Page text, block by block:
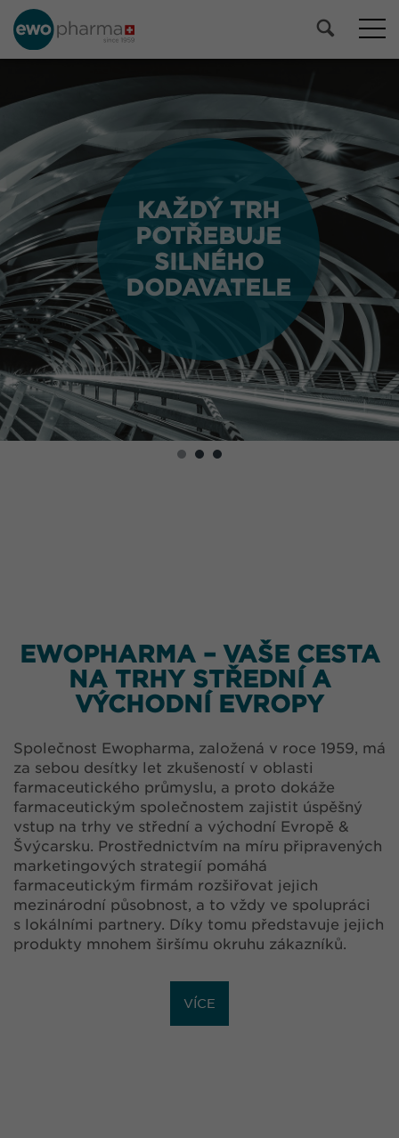
KAŽDÝ TRH
POTŘEBUJE
SILNÉHO
DODAVATELE
KAŽDÝ TRH
POTŘEBUJE
SILNÉHO
DODAVATELE
EWOPHARMA – VAŠE CESTA
NA TRHY STŘEDNÍ A
VÝCHODNÍ EVROPY
Společnost Ewopharma, založená v roce 1959, má
za sebou desítky let zkušeností v oblasti
farmaceutického průmyslu, a proto dokáže
farmaceutickým společnostem zajistit úspěšný
vstup na trhy ve střední a východní Evropě &
Švýcarsku. Prostřednictvím na míru připravených
marketingových strategií pomáhá
farmaceutickým firmám rozšiřovat jejich
mezinárodní působnost, a to vždy ve spolupráci
s lokálními partnery. Díky tomu představuje jejich
produkty mnohem širšímu okruhu zákazníků.
VÍCE